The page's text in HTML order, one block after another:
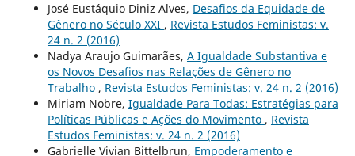
José Eustáquio Diniz Alves, Desafios da Equidade de
Gênero no Século XXI , Revista Estudos Feministas: v.
24 n. 2 (2016)
Nadya Araujo Guimarães, A Igualdade Substantiva e
os Novos Desafios nas Relações de Gênero no
Trabalho , Revista Estudos Feministas: v. 24 n. 2 (2016)
Miriam Nobre, Igualdade Para Todas: Estratégias para
Políticas Públicas e Ações do Movimento , Revista
Estudos Feministas: v. 24 n. 2 (2016)
Gabrielle Vivian Bittelbrun, Empoderamento e